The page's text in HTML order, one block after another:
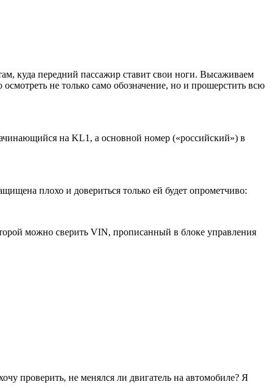
куда передний пассажир ставит свои ноги. Высаживаем
не только само обозначение, но и прошерстить всю
на KL1, а основной номер («российский») в
плохо и довериться только ей будет опрометчиво:
можно сверить VIN, прописанный в блоке управления
проверить, не менялся ли двигатель на автомобиле? Я